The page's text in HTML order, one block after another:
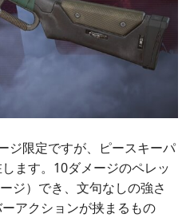
ジ限定ですが、ピースキーパ
ます。10ダメージのペレッ
ジ）でき、文句なしの強さ
アクションが挟まるもの